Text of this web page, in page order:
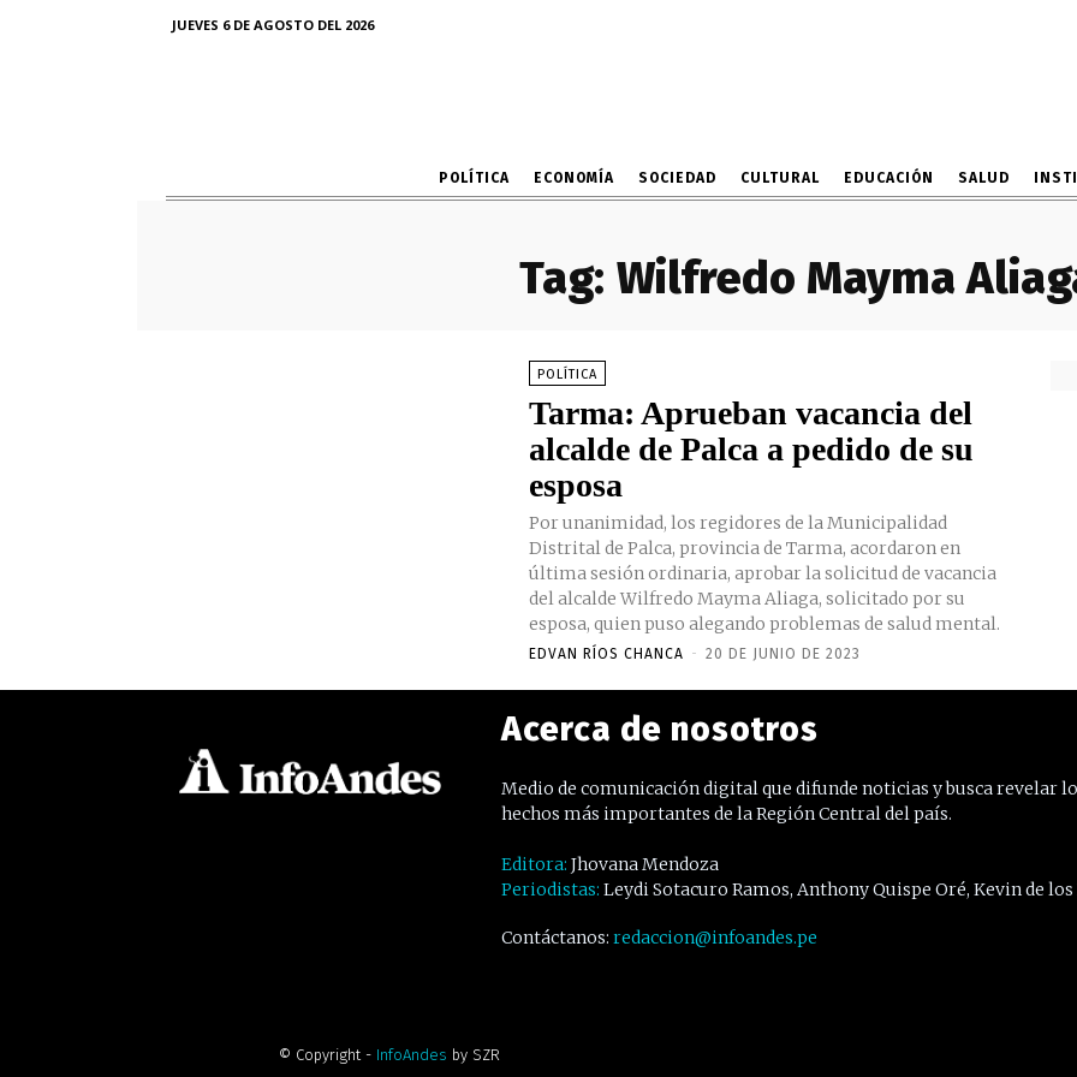
JUEVES 6 DE AGOSTO DEL 2026
POLÍTICA ECONOMÍA SOCIEDAD CULTURAL EDUCACIÓN SALUD
Tag: Wilfredo Mayma
POLÍTICA
Tarma: Aprueban vacancia del
alcalde de Palca a pedido de su
esposa
Por unanimidad, los regidores de la Municipalidad
Distrital de Palca, provincia de Tarma, acordaron en
última sesión ordinaria, aprobar la solicitud de vacancia
del alcalde Wilfredo Mayma Aliaga, solicitado por su
esposa, quien puso alegando problemas de salud mental.
EDVAN RÍOS CHANCA - 20 DE JUNIO DE 2023
Acerca de nosotros
Medio de comunicación digital que difunde noticias y busca revelar
hechos más importantes de la Región Central del país.
Editora: Jhovana Mendoza
Periodistas: Leydi Sotacuro Ramos, Anthony Quispe Oré, Kevin de los
Contáctanos: redaccion@infoandes.pe
© Copyright - InfoAndes by SZR